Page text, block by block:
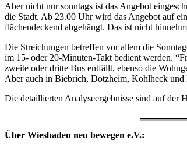
Aber nicht nur sonntags ist das Angebot
die Stadt. Ab 23.00 Uhr wird das Angebot auf
flächendeckend abgehängt. Das ist nicht
Die Streichungen betreffen vor allem die
im 15- oder 20-Minuten-Takt bedient werden.
zweite oder dritte Bus entfällt, ebenso die
Aber auch in Biebrich, Dotzheim, Kohlheck
Die detaillierten Analyseergebnisse sind auf der
Über Wiesbaden neu bewegen e.V.: